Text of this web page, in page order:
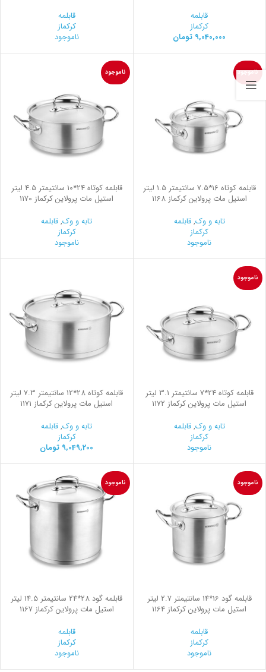
قابلمه
کرکماز
9,040,000 تومان
قابلمه
کرکماز
ناموجود
ناموجود
قابلمه کوتاه 16*7.5 سانتیمتر 1.5 لیتر
استیل مات پرولاین کرکماز 1168
تابه و وک,قابلمه
کرکماز
ناموجود
ناموجود
قابلمه کوتاه 24*10 سانتیمتر 4.5 لیتر
استیل مات پرولاین کرکماز 1170
تابه و وک,قابلمه
کرکماز
ناموجود
ناموجود
قابلمه کوتاه 24*7 سانتیمتر 3.1 لیتر
استیل مات پرولاین کرکماز 1172
تابه و وک,قابلمه
کرکماز
ناموجود
قابلمه کوتاه 28*12 سانتیمتر 7.3 لیتر
استیل مات پرولاین کرکماز 1171
تابه و وک,قابلمه
کرکماز
9,049,200 تومان
ناموجود
قابلمه گود 16*14 سانتیمتر 2.7 لیتر
استیل مات پرولاین کرکماز 1164
قابلمه
کرکماز
ناموجود
ناموجود
قابلمه گود 28*24 سانتیمتر 14.5 لیتر
استیل مات پرولاین کرکماز 1167
قابلمه
کرکماز
ناموجود